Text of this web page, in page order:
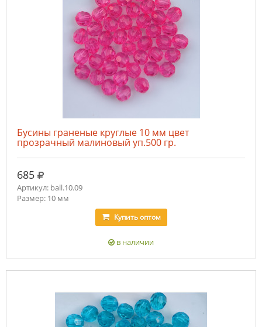
Бусины граненые круглые 10 мм цвет
прозрачный малиновый уп.500 гр.
685 руб.
Артикул: ball.10.09
Размер: 10 мм
Купитьоптом
в наличии